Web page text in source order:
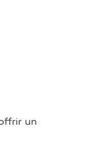
un